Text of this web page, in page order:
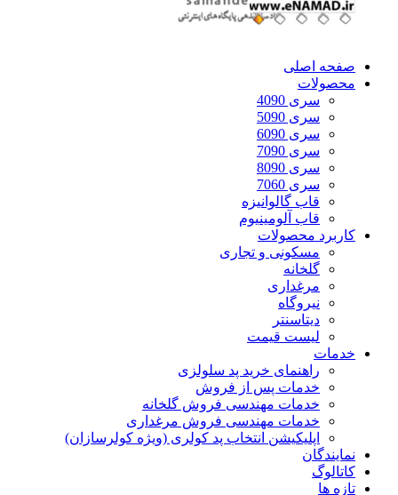
صفحه اصلی
محصولات
سری 4090
سری 5090
سری 6090
سری 7090
سری 8090
سری 7060
قاب گالوانیزه
قاب آلومینیوم
کاربرد محصولات
مسکونی و تجاری
گلخانه
مرغداری
نیروگاه
دیتاسنتر
لیست قیمت
خدمات
راهنمای خرید پد سلولزی
خدمات پس از فروش
خدمات مهندسی فروش گلخانه
خدمات مهندسی فروش مرغداری
اپلیکیشن انتخاب پد کولری (ویژه کولرسازان)
نمایندگان
کاتالوگ
تازه ها